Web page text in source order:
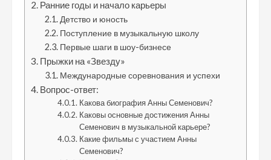
Ранние годы и начало карьеры
Детство и юность
Поступление в музыкальную школу
Первые шаги в шоу-бизнесе
Прыжки на «Звезду»
Международные соревнования и успехи
Вопрос-ответ:
Какова биография Анны Семенович?
Каковы основные достижения Анны
Семенович в музыкальной карьере?
Какие фильмы с участием Анны
Семенович?